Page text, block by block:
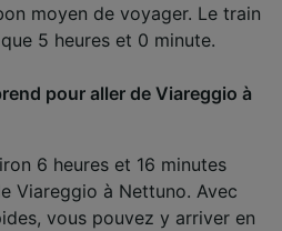
moyen de voyager. Le train
5 heures et 0 minute.
pour aller de Viareggio à
6 heures et 16 minutes
Viareggio à Nettuno. Avec
vous pouvez y arriver en